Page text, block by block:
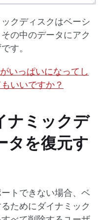
クディスクはベーシ
の中のデータにアク
す。
いっぱいになってし
いいですか？
ナミックデ
タを復元す
トできない場合、ベ
ためにダイナミック